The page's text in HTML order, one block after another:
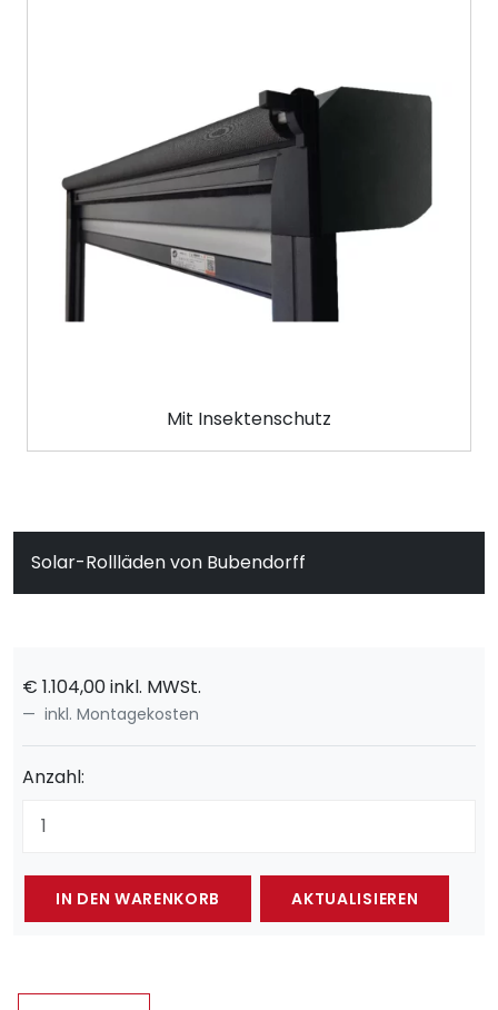
Mit Insektenschutz
Solar-Rollläden von Bubendorff
€ 1.104,00inkl. MWSt.
inkl. Montagekosten
Anzahl: